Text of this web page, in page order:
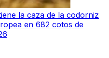
la caza de la codorniz
en 682 cotos de